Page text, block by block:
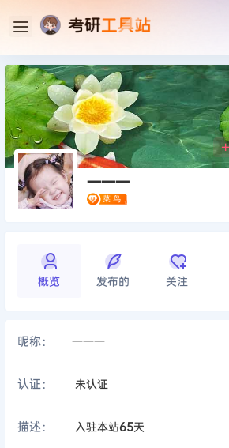
一一一
概览 发布的 关注
昵称： 一一一
认证： 未认证
描述： 入驻本站65天